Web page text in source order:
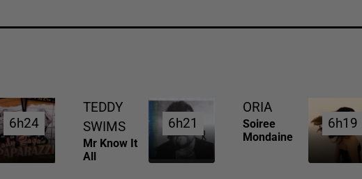
6h24
6h24
TEDDY
SWIMS
Mr Know It
All
6h21
6h21
ORIA
Soiree
Mondaine
6h19
6h19